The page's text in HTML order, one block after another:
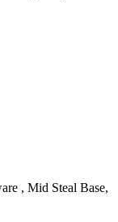
, Mid Steal Base,